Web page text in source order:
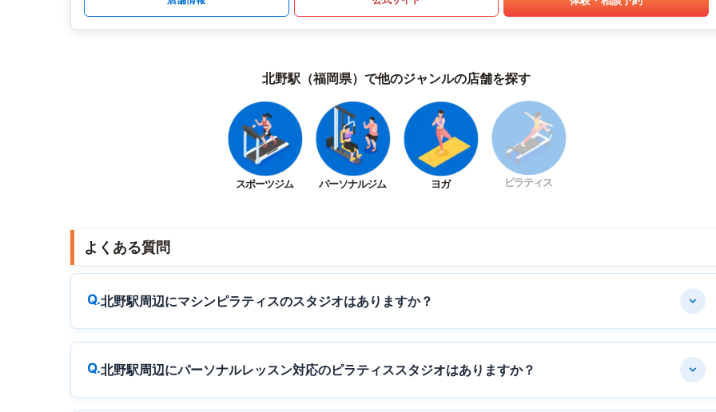
北野駅（福岡県）で他のジャンルの店舗を探す
スポーツジム パーソナルジム ヨガ ピラティス
よくある質問
北野駅周辺にマシンピラティスのスタジオはありますか？
北野駅周辺にパーソナルレッスン対応のピラティススタジオはありますか？